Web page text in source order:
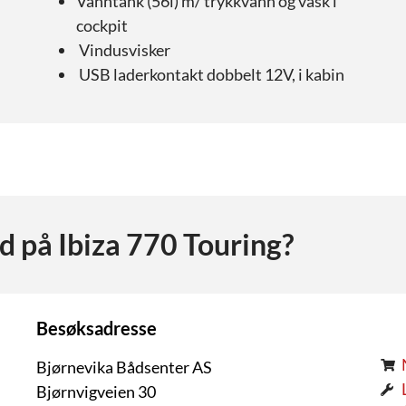
cockpit
Vindusvisker
USB laderkontakt dobbelt 12V, i kabin
på Ibiza 770 Touring?
Besøksadresse
Bjørnevika Bådsenter AS
Bjørnvigveien 30